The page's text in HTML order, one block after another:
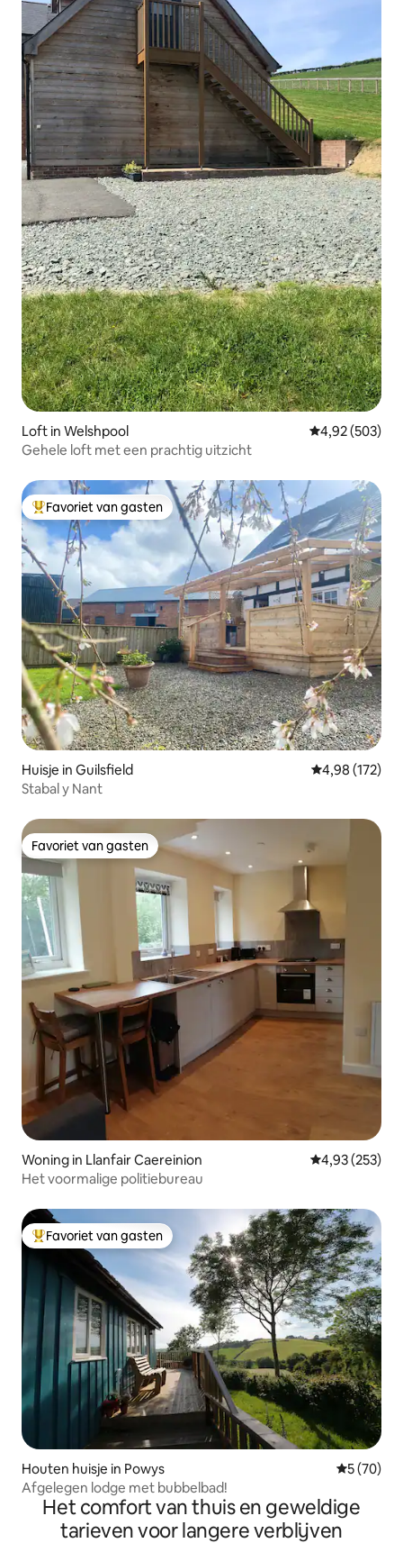
Loft in Welshpool Gemiddelde
4,92 (503)
Gehele loft met een prachtig uitzicht
Topfavoriet van gasten
Favoriet van gasten
Huisje in Guilsfield Gemiddelde
4,98 (172)
Stabal y Nant
Favoriet van gasten
Favoriet van gasten
Woning in Llanfair Caereinion Gemiddelde
4,93 (253)
Het voormalige politiebureau
Topfavoriet van gasten
Favoriet van gasten
Houten huisje in Powys
5 (70)
Afgelegen lodge met bubbelbad!
Het comfort van thuis en geweldige
tarieven voor langere verblijven